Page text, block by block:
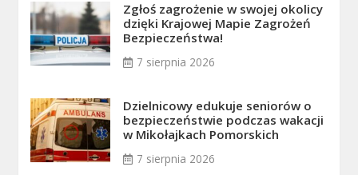
Zgłoś zagrożenie w swojej okolicy
dzięki Krajowej Mapie Zagrożeń
Bezpieczeństwa!
7 sierpnia 2026
Dzielnicowy edukuje seniorów o
bezpieczeństwie podczas wakacji
w Mikołajkach Pomorskich
7 sierpnia 2026